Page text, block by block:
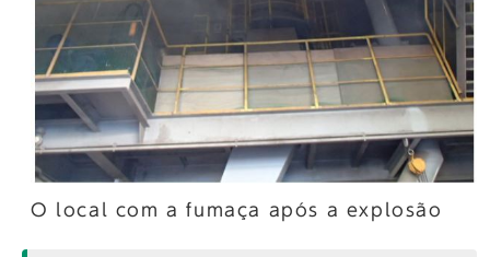
O local com a fumaça após a explosão